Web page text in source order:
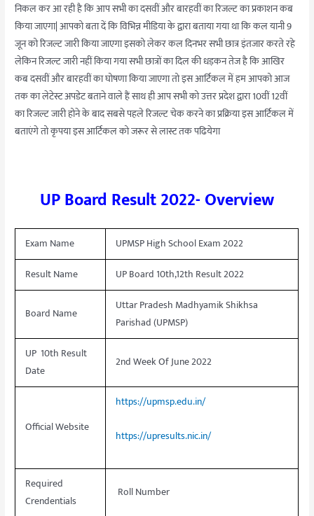
निकल कर आ रही है कि आप सभी का दसवीं और बारहवीं का रिजल्ट का प्रकाशन कब
किया जाएगा| आपको बता दें कि विभिन्न मीडिया के द्वारा बताया गया था कि कल यानी 9
जून को रिजल्ट जारी किया जाएगा इसको लेकर कल दिनभर सभी छात्र इंतजार करते रहे
लेकिन रिजल्ट जारी नहीं किया गया सभी छात्रों का दिल की धड़कन तेज है कि आखिर
कब दसवीं और बारहवीं का घोषणा किया जाएगा तो इस आर्टिकल में हम आपको आज
तक का लेटेस्ट अपडेट बताने वाले हैं साथ ही आप सभी को उत्तर प्रदेश द्वारा 10वीं 12वीं
का रिजल्ट जारी होने के बाद सबसे पहले रिजल्ट चेक करने का प्रक्रिया इस आर्टिकल में
बताएंगे तो कृपया इस आर्टिकल को जरूर से लास्ट तक पढियेगा
UP Board Result 2022- Overview
Exam Name
UPMSP High School Exam 2022
Result Name
UP Board 10th,12th Result 2022
Board Name
Uttar Pradesh Madhyamik Shikhsa
Parishad (UPMSP)
UP 10th Result
Date
2nd Week Of June 2022
Official Website
https://upmsp.edu.in/
https://upresults.nic.in/
Required
Crendentials
Roll Number